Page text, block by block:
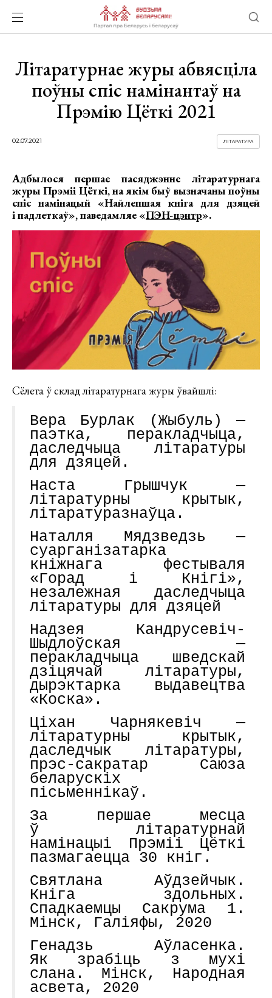
Літаратурнае журы абвясціла
поўны спіс намінантаў на
Прэмію Цёткі 2021
02.07.2021 ЛІТАРАТУРА
Адбылося першае пасяджэнне літаратурнага
журы Прэміі Цёткі, на якім быў вызначаны поўны
спіс намінацый «Найлепшая кніга для дзяцей
і падлеткаў», паведамляе «ПЭН-цэнтр».
Сёлета ў склад літаратурнага журы ўвайшлі:
Вера Бурлак (Жыбуль) —
паэтка, перакладчыца,
даследчыца літаратуры
для дзяцей.
Наста Грышчук —
літаратурны крытык,
літаратуразнаўца.
Наталля Мядзведзь —
суарганізатарка
кніжнага фестываля
«Горад і Кнігі»,
незалежная даследчыца
літаратуры для дзяцей
Надзея Кандрусевіч-
Шыдлоўская —
перакладчыца шведскай
дзіцячай літаратуры,
дырэктарка выдавецтва
«Коска».
Ціхан Чарнякевіч —
літаратурны крытык,
даследчык літаратуры,
прэс-сакратар Саюза
беларускіх
пісьменнікаў.
За першае месца
ў літаратурнай
намінацыі Прэміі Цёткі
пазмагаецца 30 кніг.
Святлана Аўдзейчык.
Кніга здольных.
Спадкаемцы Сакрума 1.
Мінск, Галіяфы, 2020
Генадзь Аўласенка.
Як зрабіць з мухі
слана. Мінск, Народная
асвета, 2020